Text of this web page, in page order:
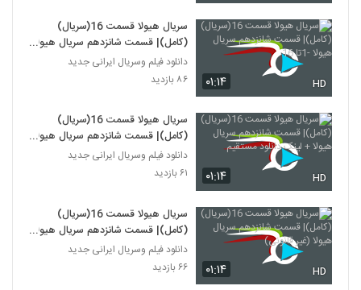
۰۱:۱۴ HD
سریال هیولا قسمت 16(سریال)
(کامل)| قسمت شانزدهم سریال هیولا
-1تا 16
دانلود فیلم وسریال ایرانی جدید
۸۶ بازدید
۰۱:۱۴ HD
سریال هیولا قسمت 16(سریال)
(کامل)| قسمت شانزدهم سریال هیولا
+ لینک دانلود مستقیم
دانلود فیلم وسریال ایرانی جدید
۶۱ بازدید
۰۱:۱۴ HD
سریال هیولا قسمت 16(سریال)
(کامل)| قسمت شانزدهم سریال هیولا
(غیر قانونی)
دانلود فیلم وسریال ایرانی جدید
۶۶ بازدید